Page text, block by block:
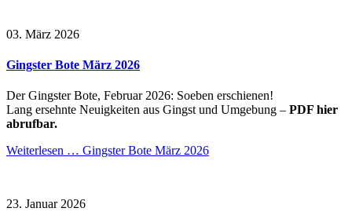
03. März 2026
Gingster Bote März 2026
Der Gingster Bote, Februar 2026: Soeben erschienen!
Lang ersehnte Neuigkeiten aus Gingst und Umgebung – PDF hier
abrufbar.
Weiterlesen … Gingster Bote März 2026
23. Januar 2026